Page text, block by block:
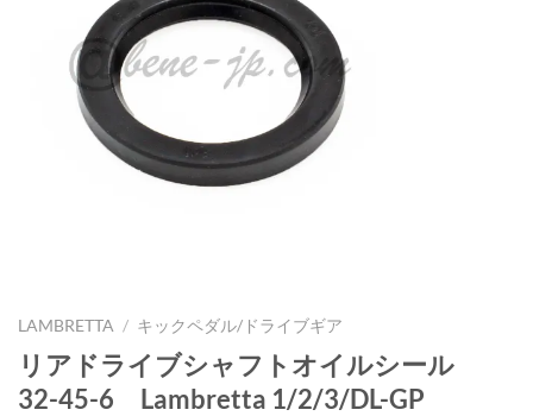
LAMBRETTA / キックペダル/ドライブギア
リアドライブシャフトオイルシール
32-45-6 Lambretta 1/2/3/DL-GP